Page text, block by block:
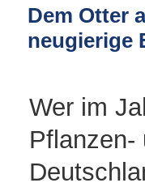
Dem Otter
neugierige
Wer im
Pflanzen-